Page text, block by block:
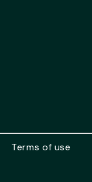
Terms of use